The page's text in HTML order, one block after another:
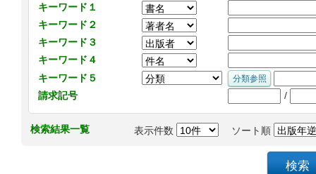
キーワード１
キーワード２
キーワード３
キーワード４
キーワード５
請求記号
/
検索結果一覧 表示件数 ソート順